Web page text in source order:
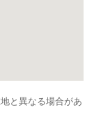
と異なる場合があ